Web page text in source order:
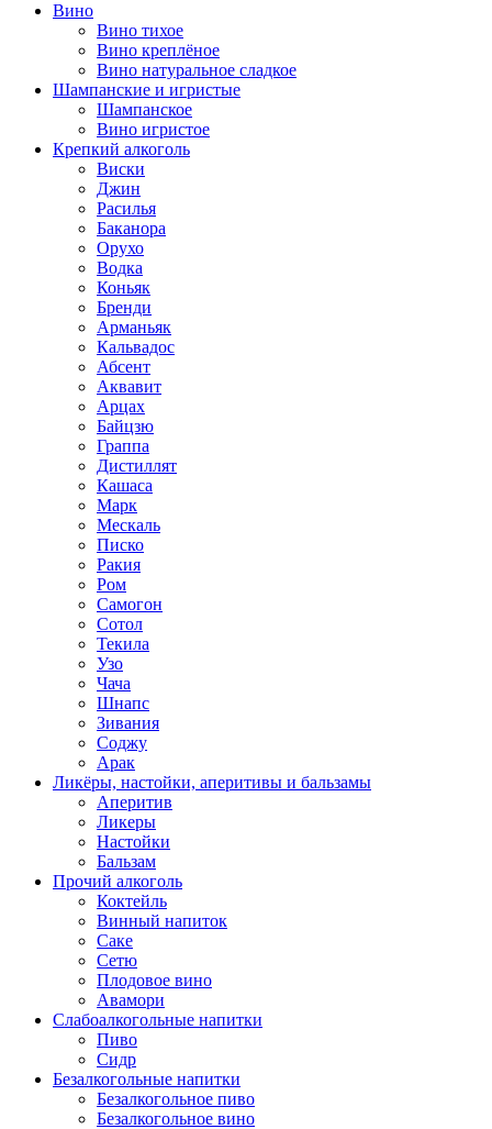
Вино
Вино тихое
Вино креплёное
Вино натуральное сладкое
Шампанские и игристые
Шампанское
Вино игристое
Крепкий алкоголь
Виски
Джин
Расилья
Баканора
Орухо
Водка
Коньяк
Бренди
Арманьяк
Кальвадос
Абсент
Аквавит
Арцах
Байцзю
Граппа
Дистиллят
Кашаса
Марк
Мескаль
Писко
Ракия
Ром
Самогон
Сотол
Текила
Узо
Чача
Шнапс
Зивания
Соджу
Арак
Ликёры, настойки, аперитивы и бальзамы
Аперитив
Ликеры
Настойки
Бальзам
Прочий алкоголь
Коктейль
Винный напиток
Саке
Сетю
Плодовое вино
Авамори
Слабоалкогольные напитки
Пиво
Сидр
Безалкогольные напитки
Безалкогольное пиво
Безалкогольное вино